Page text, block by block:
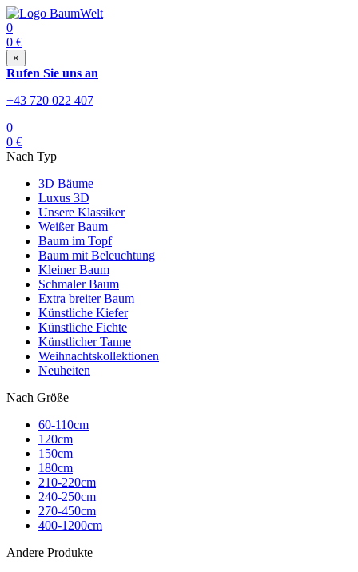
0
0 €
×
Rufen Sie uns an
+43 720 022 407
0
0 €
Nach Typ
3D Bäume
Luxus 3D
Unsere Klassiker
Weißer Baum
Baum im Topf
Baum mit Beleuchtung
Kleiner Baum
Schmaler Baum
Extra breiter Baum
Künstliche Kiefer
Künstliche Fichte
Künstlicher Tanne
Weihnachtskollektionen
Neuheiten
Nach Größe
60-110cm
120cm
150cm
180cm
210-220cm
240-250cm
270-450cm
400-1200cm
Andere Produkte